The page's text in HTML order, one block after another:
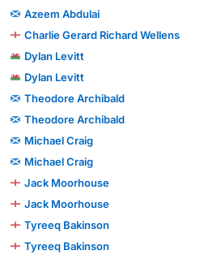
Azeem Abdulai
Charlie Gerard Richard Wellens
Dylan Levitt
Dylan Levitt
Theodore Archibald
Theodore Archibald
Michael Craig
Michael Craig
Jack Moorhouse
Jack Moorhouse
Tyreeq Bakinson
Tyreeq Bakinson